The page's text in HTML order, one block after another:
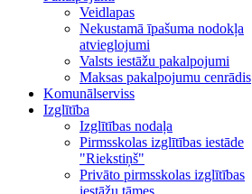
Veidlapas
Nekustamā īpašuma nodokļa
atvieglojumi
Valsts iestāžu pakalpojumi
Maksas pakalpojumu cenrādis
Komunālserviss
Izglītība
Izglītības nodaļa
Pirmsskolas izglītības iestāde
"Riekstiņš"
Privāto pirmsskolas izglītības